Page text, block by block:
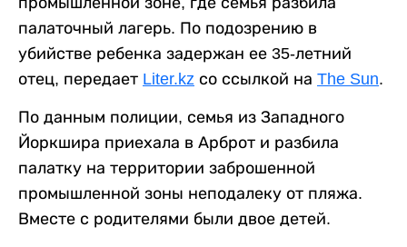
палаточный лагерь. По подозрению в
убийстве ребенка задержан ее 35-летний
отец, передает Liter.kz со ссылкой на The Sun.
По данным полиции, семья из Западного
Йоркшира приехала в Арброт и разбила
палатку на территории заброшенной
промышленной зоны неподалеку от пляжа.
Вместе с родителями были двое детей.